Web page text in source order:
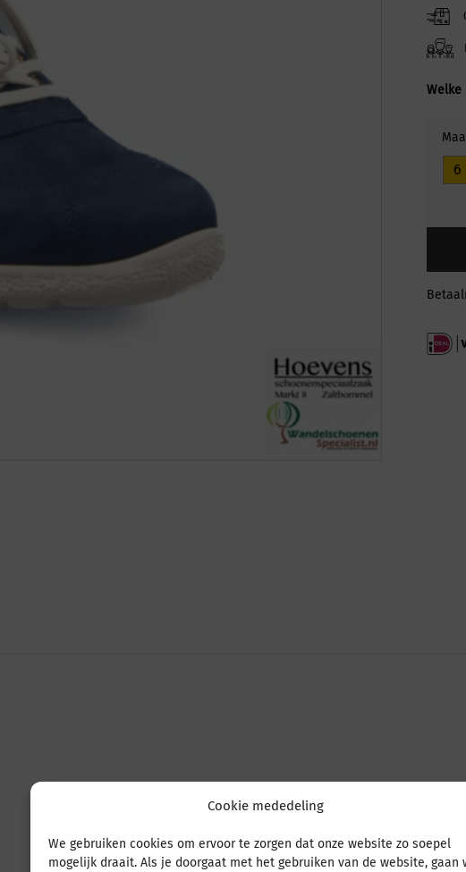
Cookie mededeling
We gebruiken cookies om ervoor te zorgen dat onze website zo soepel
mogelijk draait. Als je doorgaat met het gebruiken van de website, gaan
6